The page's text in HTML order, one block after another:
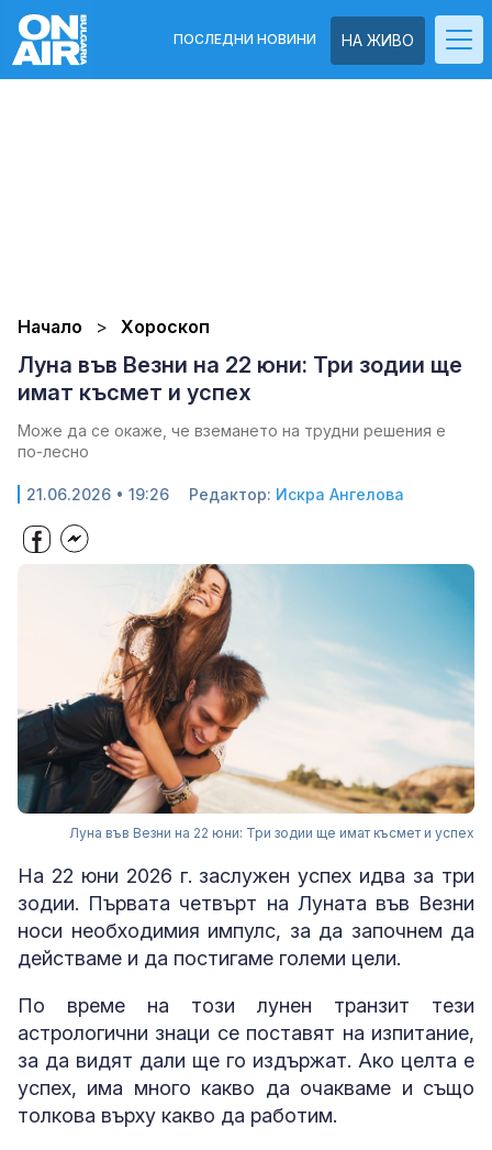
НА ЖИВО
ПОСЛЕДНИ НОВИНИ
Начало Хороскоп
Луна във Везни на 22 юни: Три зодии ще
имат късмет и успех
Може да се окаже, че вземането на трудни решения е
по-лесно
21.06.2026 • 19:26 Редактор: Искра Ангелова
Луна във Везни на 22 юни: Три зодии ще имат късмет и успех
На 22 юни 2026 г. заслужен успех идва за три
зодии. Първата четвърт на Луната във Везни
носи необходимия импулс, за да започнем да
действаме и да постигаме големи цели.
По време на този лунен транзит тези
астрологични знаци се поставят на изпитание,
за да видят дали ще го издържат. Ако целта е
успех, има много какво да очакваме и също
толкова върху какво да работим.